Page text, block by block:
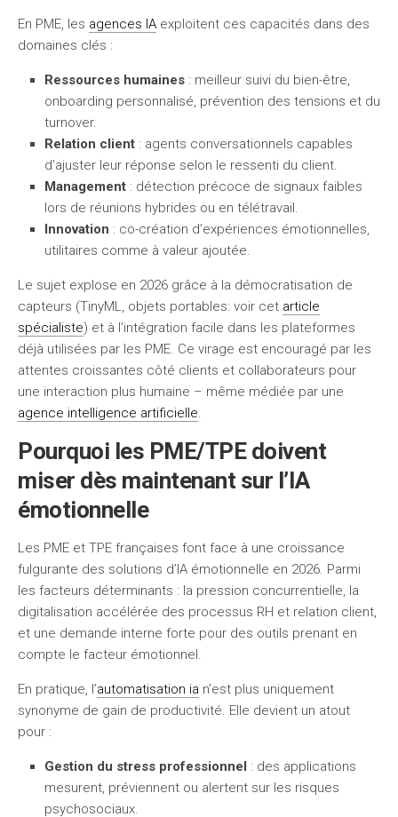
En PME, les agences IA exploitent ces capacités dans des
domaines clés :
Ressources humaines : meilleur suivi du bien-être,
onboarding personnalisé, prévention des tensions et du
turnover.
Relation client : agents conversationnels capables
d’ajuster leur réponse selon le ressenti du client.
Management : détection précoce de signaux faibles
lors de réunions hybrides ou en télétravail.
Innovation : co-création d’expériences émotionnelles,
utilitaires comme à valeur ajoutée.
Le sujet explose en 2026 grâce à la démocratisation de
capteurs (TinyML, objets portables: voir cet article
spécialiste) et à l’intégration facile dans les plateformes
déjà utilisées par les PME. Ce virage est encouragé par les
attentes croissantes côté clients et collaborateurs pour
une interaction plus humaine – même médiée par une
agence intelligence artificielle.
Pourquoi les PME/TPE doivent
miser dès maintenant sur l’IA
émotionnelle
Les PME et TPE françaises font face à une croissance
fulgurante des solutions d’IA émotionnelle en 2026. Parmi
les facteurs déterminants : la pression concurrentielle, la
digitalisation accélérée des processus RH et relation client,
et une demande interne forte pour des outils prenant en
compte le facteur émotionnel.
En pratique, l’automatisation ia n’est plus uniquement
synonyme de gain de productivité. Elle devient un atout
pour :
Gestion du stress professionnel : des applications
mesurent, préviennent ou alertent sur les risques
psychosociaux.